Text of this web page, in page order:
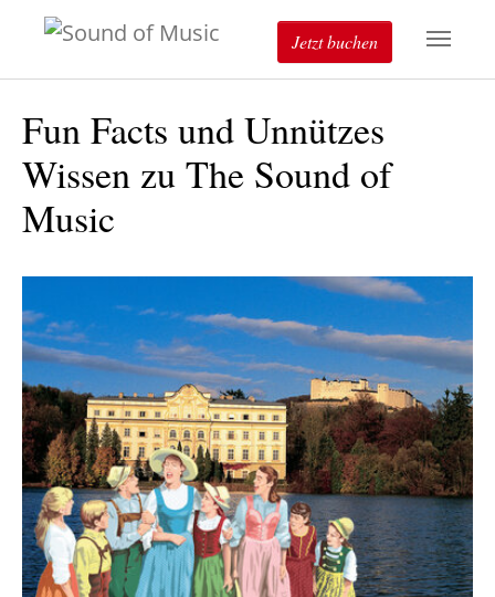
Jetzt buchen
Fun Facts und Unnützes
Wissen zu The Sound of
Music